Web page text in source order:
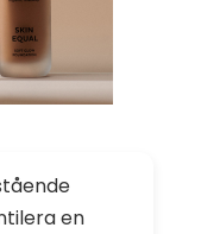
en